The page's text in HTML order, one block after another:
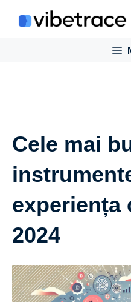
Cele mai
experiența
2024